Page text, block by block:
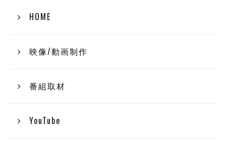
HOME
映像/動画制作
番組取材
YouTube